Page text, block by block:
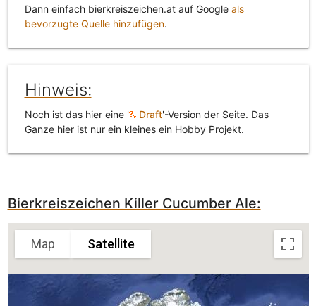
Dann einfach bierkreiszeichen.at auf Google als
bevorzugte Quelle hinzufügen.
Hinweis:
Noch ist das hier eine ' Draft'-Version der Seite. Das
Ganze hier ist nur ein kleines ein Hobby Projekt.
Bierkreiszeichen Killer Cucumber Ale:
Map Satellite